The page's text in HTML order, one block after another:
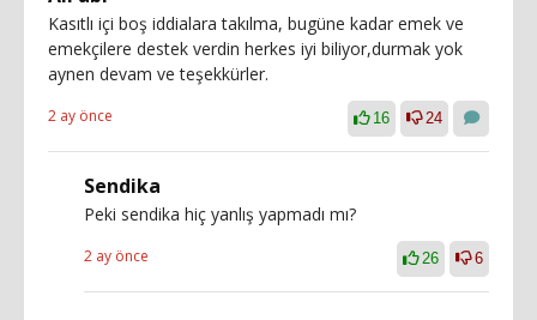
Kasıtlı içi boş iddialara takılma, bugüne kadar emek ve
emekçilere destek verdin herkes iyi biliyor,durmak yok
aynen devam ve teşekkürler.
2 ay önce 16 24
Sendika
Peki sendika hiç yanlış yapmadı mı?
2 ay önce 26 6